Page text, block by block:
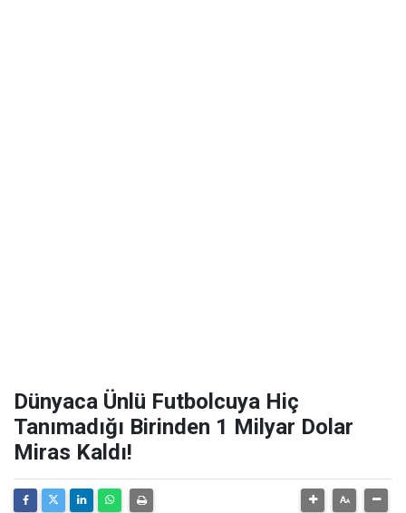
Dünyaca Ünlü Futbolcuya Hiç
Tanımadığı Birinden 1 Milyar Dolar
Miras Kaldı!